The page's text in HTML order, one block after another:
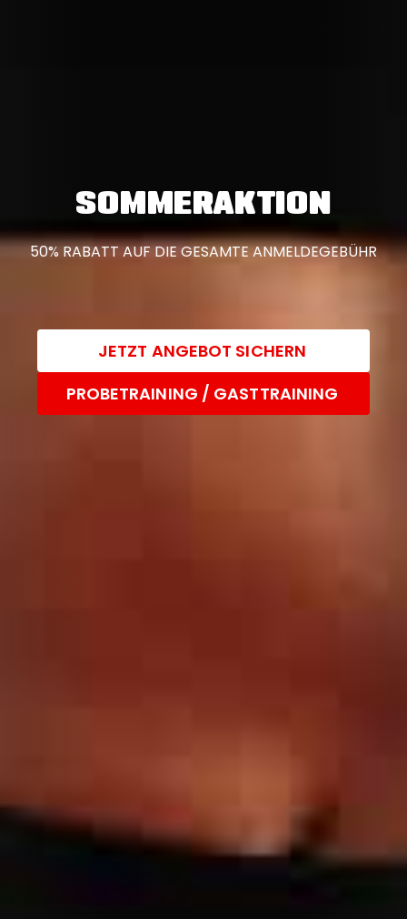
SOMMERAKTION
50% RABATT AUF DIE GESAMTE ANMELDEGEBÜHR
JETZT ANGEBOT SICHERN
PROBETRAINING / GASTTRAINING